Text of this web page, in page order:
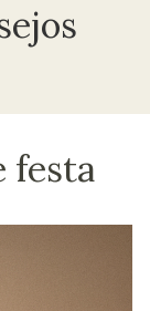
festa